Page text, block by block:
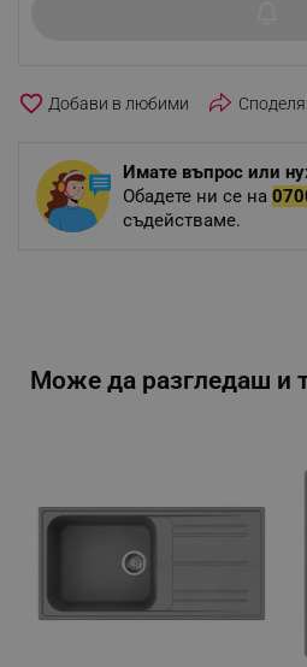
favorite_border
Имате въпрос или
Обадете ни се на
съдействаме.
Може да разгледаш и